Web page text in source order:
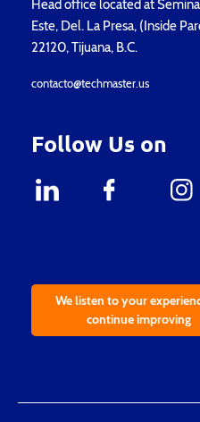
Head office located at
Este, Del. La Presa, (Inside
22120, Tijuana, B.C.
contacto@techmaster.us
Follow Us on
We listen to your
continue improving